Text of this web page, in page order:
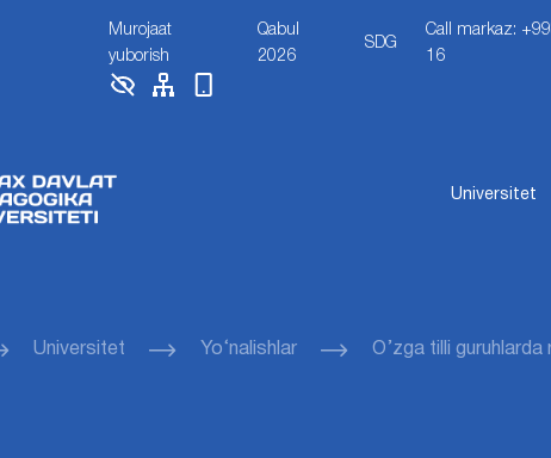
Murojaat
yuborish
Qabul
2026
SDG
Call markaz:
16
Universitet
Universitet Yo‘nalishlar O’zga tilli guruhlarda